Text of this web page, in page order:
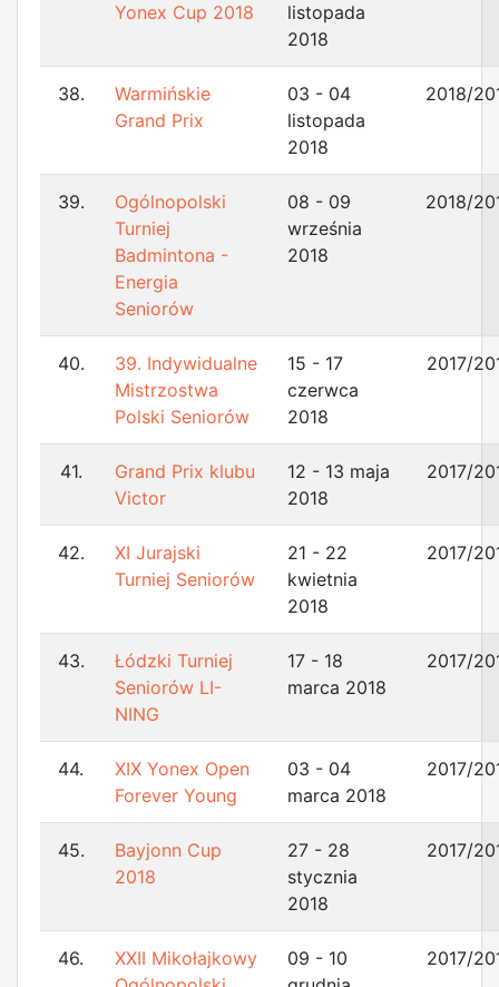
Yonex Cup 2018
listopada
2018
38.
Warmińskie
Grand Prix
03 - 04
listopada
2018
2018/
39.
Ogólnopolski
Turniej
Badmintona -
Energia
Seniorów
08 - 09
września
2018
2018/
40.
39. Indywidualne
Mistrzostwa
Polski Seniorów
15 - 17
czerwca
2018
2017/
41.
Grand Prix klubu
Victor
12 - 13 maja
2018
2017/
42.
XI Jurajski
Turniej Seniorów
21 - 22
kwietnia
2018
2017/
43.
Łódzki Turniej
Seniorów LI-
NING
17 - 18
marca 2018
2017/
44.
XIX Yonex Open
Forever Young
03 - 04
marca 2018
2017/
45.
Bayjonn Cup
2018
27 - 28
stycznia
2018
2017/
46.
XXII Mikołajkowy
09 - 10
2017/